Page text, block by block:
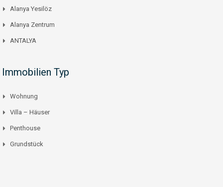
Alanya Yesilöz
Alanya Zentrum
ANTALYA
Immobilien Typ
Wohnung
Villa – Häuser
Penthouse
Grundstück